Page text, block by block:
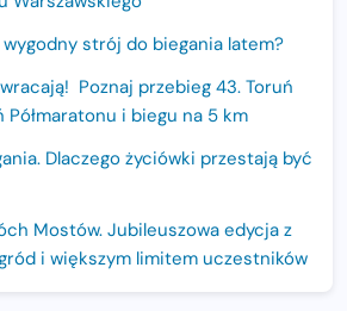
strój do biegania latem?
Poznaj przebieg 43. Toruń
Półmaratonu i biegu na 5 km
Dlaczego życiówki przestają być
Mostów. Jubileuszowa edycja z
i większym limitem uczestników